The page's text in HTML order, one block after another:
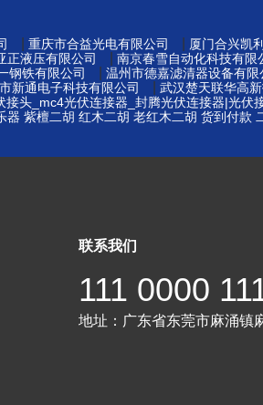
重庆市合益光电有限公司 厦门合兴凯
正液压有限公司
南京春雪自动化科技有
钢铁有限公司 温州市德嘉滤清器设备有限
新通电子科技有限公司 武汉楚天联华高
接头_mc4光伏连接器_封腾光伏连接器|光伏
紫檀二胡 红木二胡 老红木二胡 货到付款
联系我们
111 0000
地址： 广东省东莞市麻涌镇